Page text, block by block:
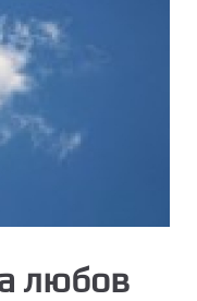
любов